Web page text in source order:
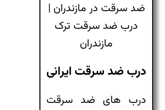
ضد سرقت در مازندران |
درب ضد سرقت ترک
مازندران
درب ضد سرقت ایرانی
درب های ضد سرقت